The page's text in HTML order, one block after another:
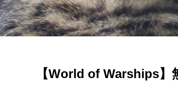
【World of Warships